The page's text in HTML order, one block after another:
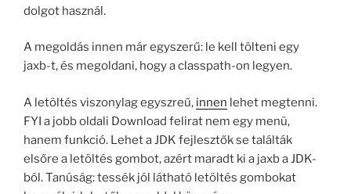
dolgot használ.
A megoldás innen már egyszerű: le kell tölteni egy
jaxb-t, és megoldani, hogy a classpath-on legyen.
A letöltés viszonylag egyszreű, innen lehet megtenni.
FYI a jobb oldali Download felirat nem egy menü,
hanem funkció. Lehet a JDK fejlesztők se találták
elsőre a letöltés gombot, azért maradt ki a jaxb a JDK-
ból. Tanúság: tessék jól látható letöltés gombokat